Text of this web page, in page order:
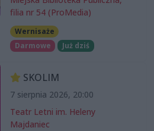
filia nr 54 (ProMedia)
Wernisaże
Darmowe
Już dziś
SKOLIM
7 sierpnia 2026, 20:00
Teatr Letni im. Heleny
Majdaniec